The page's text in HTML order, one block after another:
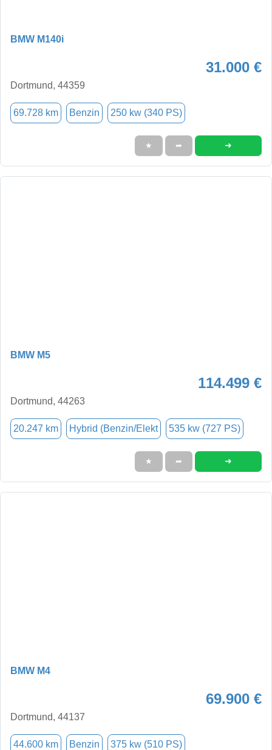
BMW M140i
31.000 €
Dortmund, 44359
69.728 km Benzin 250 kw (340 PS)
★ ➦ ➜
BMW M5
114.499 €
Dortmund, 44263
20.247 km Hybrid (Benzin/Elekt 535 kw (727 PS)
★ ➦ ➜
BMW M4
69.900 €
Dortmund, 44137
44.600 km Benzin 375 kw (510 PS)